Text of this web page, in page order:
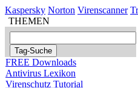
Kaspersky Norton Virenscanner
THEMEN
FREE Downloads
Antivirus Lexikon
Virenschutz Tutorial